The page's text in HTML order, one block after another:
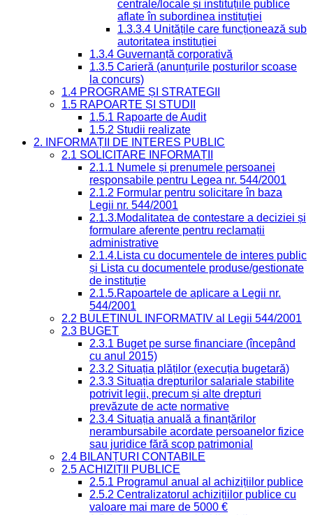
centrale/locale și instituțiile publice
aflate în subordinea instituției
1.3.3.4 Unitățile care funcționează sub
autoritatea instituției
1.3.4 Guvernanță corporativă
1.3.5 Carieră (anunțurile posturilor scoase
la concurs)
1.4 PROGRAME ȘI STRATEGII
1.5 RAPOARTE ȘI STUDII
1.5.1 Rapoarte de Audit
1.5.2 Studii realizate
2. INFORMAȚII DE INTERES PUBLIC
2.1 SOLICITARE INFORMAȚII
2.1.1 Numele și prenumele persoanei
responsabile pentru Legea nr. 544/2001
2.1.2 Formular pentru solicitare în baza
Legii nr. 544/2001
2.1.3.Modalitatea de contestare a deciziei și
formulare aferente pentru reclamații
administrative
2.1.4.Lista cu documentele de interes public
și Lista cu documentele produse/gestionate
de instituție
2.1.5.Rapoartele de aplicare a Legii nr.
544/2001
2.2 BULETINUL INFORMATIV al Legii 544/2001
2.3 BUGET
2.3.1 Buget pe surse financiare (începând
cu anul 2015)
2.3.2 Situația plăților (execuția bugetară)
2.3.3 Situația drepturilor salariale stabilite
potrivit legii, precum și alte drepturi
prevăzute de acte normative
2.3.4 Situația anuală a finanțărilor
nerambursabile acordate persoanelor fizice
sau juridice fără scop patrimonial
2.4 BILANȚURI CONTABILE
2.5 ACHIZIȚII PUBLICE
2.5.1 Programul anual al achizițiilor publice
2.5.2 Centralizatorul achizițiilor publice cu
valoare mai mare de 5000 €